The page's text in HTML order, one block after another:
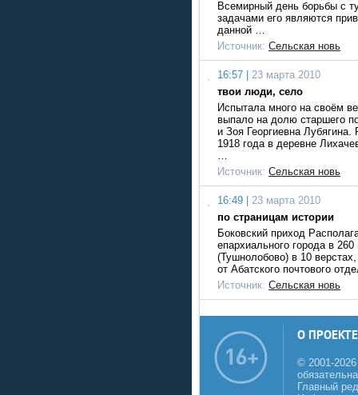
Всемирный день борьбы с
задачами его являются
данной …
Источник: Сельская новь
16:57 |
23 марта 2010
твои люди, село
Испытала много на своём
выпало на долю старшего
и Зоя Георгиевна
1918 года в деревне
…
Источник: Сельская новь
16:49 |
23 марта 2010
по страницам истории
Боковский приход
епархиального города в 260
(Тушнолобово) в 10
от Абатского почтового
Источник: Сельская новь
О ПРОЕКТЕ
© 2001-
Главный